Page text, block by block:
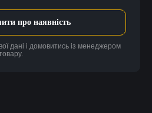
про наявність
дані і домовитись із менеджером